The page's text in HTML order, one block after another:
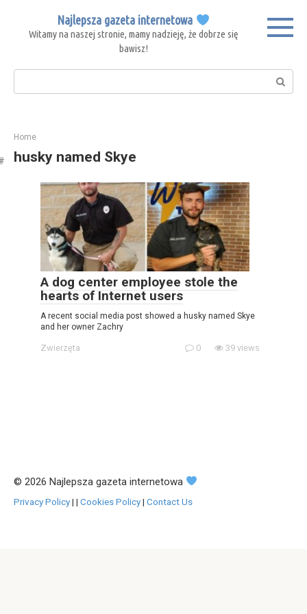
content
Najlepsza gazeta internetowa
Witamy na naszej stronie, mamy nadzieję, że dobrze się
bawisz!
Search:
Home
husky named Skye
A dog center employee stole the
hearts of Internet users
A recent social media post showed a husky named Skye
and her owner Zachry
Zwierzęta 0 39 views
© 2026 Najlepsza gazeta internetowa
Privacy Policy| | Cookies Policy| Contact Us